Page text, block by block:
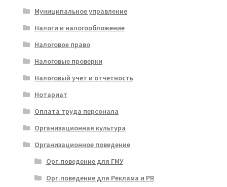
Муниципальное управление
Налоги и налогообложение
Налоговое право
Налоговые проверки
Налоговый учет и отчетность
Нотариат
Оплата труда персонала
Организационная культура
Организационное поведение
Орг.поведение для ГМУ
Орг.поведение для Реклама и PR